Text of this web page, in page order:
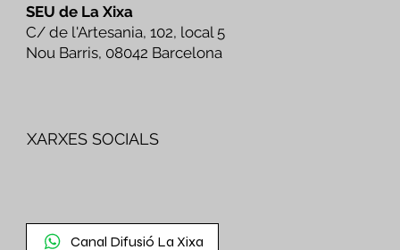
SEU de La Xixa
C/ de l'Artesania, 102, local 5
Nou Barris, 08042 Barcelona
XARXES SOCIALS
Canal Difusió La Xixa